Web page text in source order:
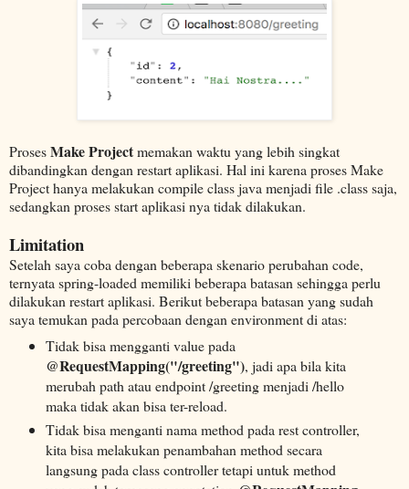
ProsesMake Projectmemakan waktu yang lebih singkat
dibandingkan dengan restart aplikasi. Hal ini karena proses Make
Project hanya melakukan compile class java menjadi file .class saja,
sedangkan proses start aplikasi nya tidak dilakukan.
Limitation
Setelah saya coba dengan beberapa skenario perubahan code,
ternyata spring-loaded memiliki beberapa batasan sehingga perlu
dilakukan restart aplikasi. Berikut beberapa batasan yang sudah
saya temukan pada percobaan dengan environment di atas:
Tidak bisa mengganti value pada
@RequestMapping("/greeting"), jadi apa bila kita
merubah path atau endpoint /greeting menjadi /hello
maka tidak akan bisa ter-reload.
Tidak bisa menganti nama method pada rest controller,
kita bisa melakukan penambahan method secara
langsung pada class controller tetapi untuk method